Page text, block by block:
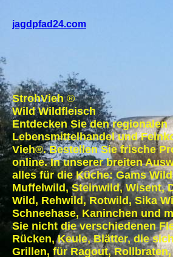
jagdpfad24.com
StrohVieh®
Wild Wildfleisch
Entdecken Sie den regionalen
Lebensmittelhandel und
Vieh®. Bestellen Sie frische
online. In unserer breiten
alles für die Küche: Gams
Muffelwild, Steinwild, Wisent,
Wild, Rehwild, Rotwild, Sika
Schneehase, Kaninchen und
Sie nicht die verschiedenen
Rücken, Keule, Blätter, die
Grillen, für Ragout,